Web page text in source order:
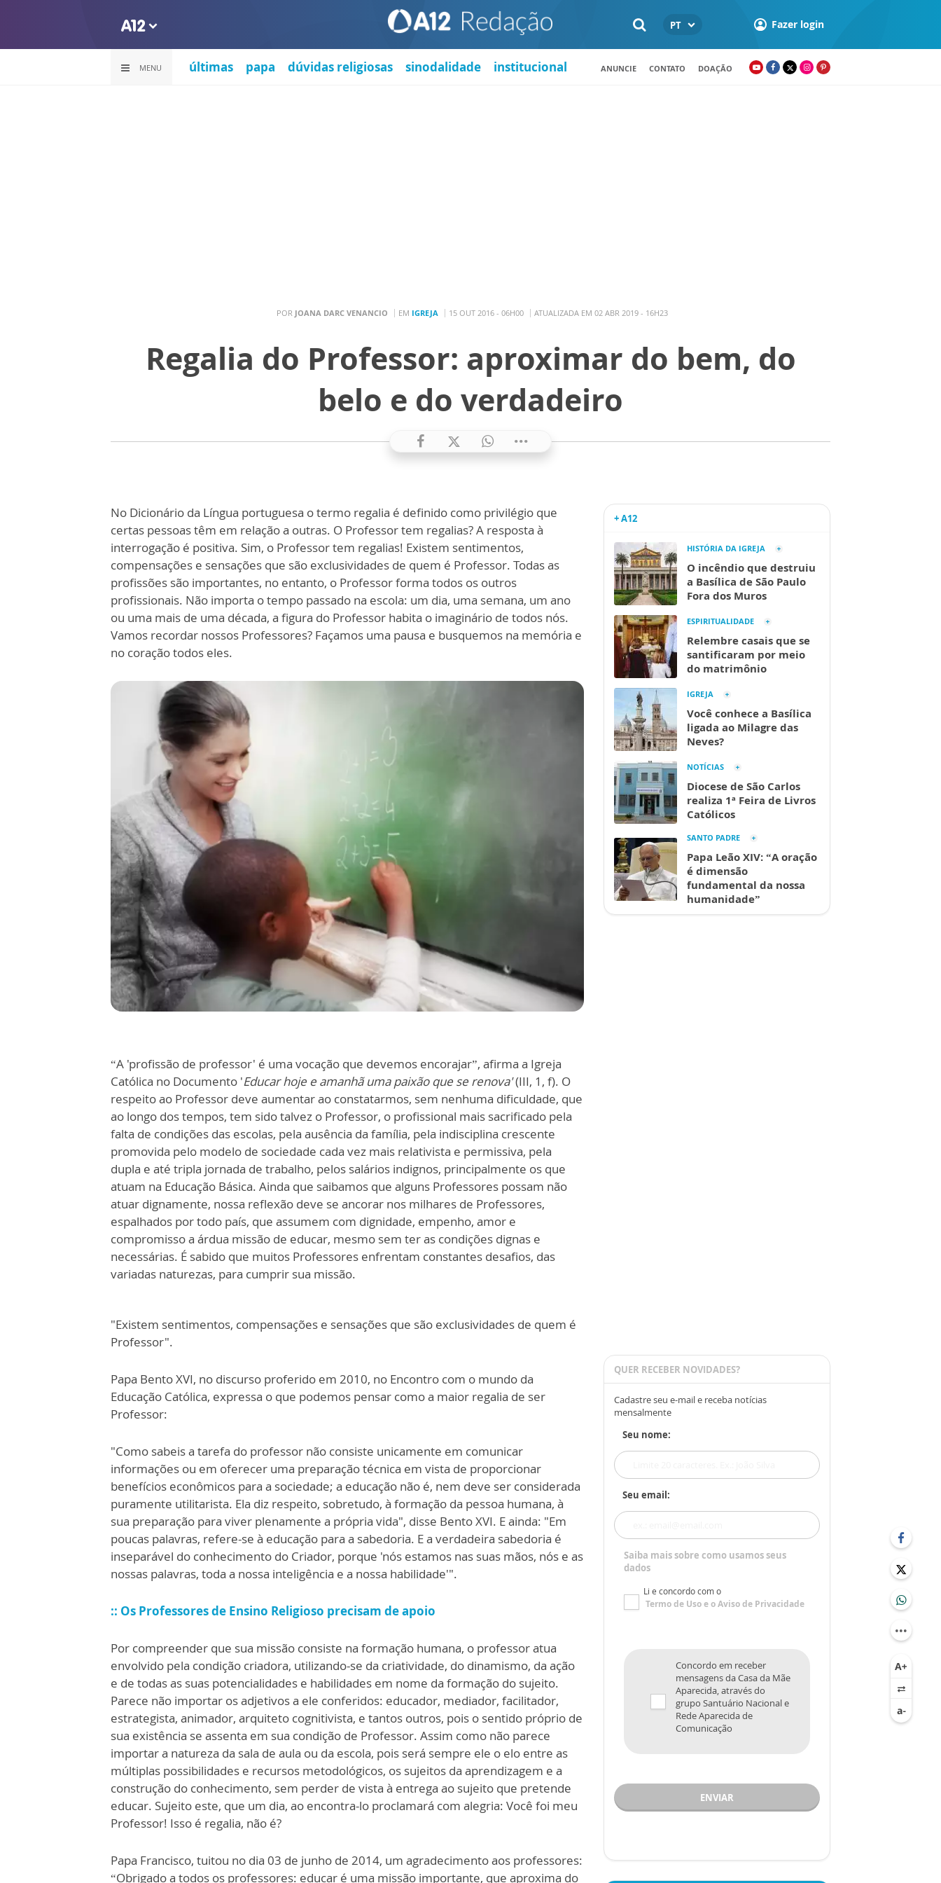
PT Fazer login
MENU últimas papa dúvidas religiosas sinodalidade institucional ANUNCIE CONTATO DOAÇÃO
POR JOANA DARC VENANCIO EM IGREJA 15 OUT 2016 - 06H00 ATUALIZADA EM 02 ABR 2019 - 16H23
Regalia do Professor: aproximar do bem, do
belo e do verdadeiro
No Dicionário da Língua portuguesa o termo regalia é definido como privilégio que
certas pessoas têm em relação a outras. O Professor tem regalias? A resposta à
interrogação é positiva. Sim, o Professor tem regalias! Existem sentimentos,
compensações e sensações que são exclusividades de quem é Professor. Todas as
profissões são importantes, no entanto, o Professor forma todos os outros
profissionais. Não importa o tempo passado na escola: um dia, uma semana, um ano
ou uma mais de uma década, a figura do Professor habita o imaginário de todos nós.
Vamos recordar nossos Professores? Façamos uma pausa e busquemos na memória e
no coração todos eles.
“A 'profissão de professor' é uma vocação que devemos encorajar”, afirma a Igreja
Católica no Documento 'Educar hoje e amanhã uma paixão que se renova'(III, 1, f). O
respeito ao Professor deve aumentar ao constatarmos, sem nenhuma dificuldade, que
ao longo dos tempos, tem sido talvez o Professor, o profissional mais sacrificado pela
falta de condições das escolas, pela ausência da família, pela indisciplina crescente
promovida pelo modelo de sociedade cada vez mais relativista e permissiva, pela
dupla e até tripla jornada de trabalho, pelos salários indignos, principalmente os que
atuam na Educação Básica. Ainda que saibamos que alguns Professores possam não
atuar dignamente, nossa reflexão deve se ancorar nos milhares de Professores,
espalhados por todo país, que assumem com dignidade, empenho, amor e
compromisso a árdua missão de educar, mesmo sem ter as condições dignas e
necessárias. É sabido que muitos Professores enfrentam constantes desafios, das
variadas naturezas, para cumprir sua missão.
"Existem sentimentos, compensações e sensações que são exclusividades de quem é
Professor".
Papa Bento XVI, no discurso proferido em 2010, no Encontro com o mundo da
Educação Católica, expressa o que podemos pensar como a maior regalia de ser
Professor:
"Como sabeis a tarefa do professor não consiste unicamente em comunicar
informações ou em oferecer uma preparação técnica em vista de proporcionar
benefícios econômicos para a sociedade; a educação não é, nem deve ser considerada
puramente utilitarista. Ela diz respeito, sobretudo, à formação da pessoa humana, à
sua preparação para viver plenamente a própria vida", disse Bento XVI. E ainda: "Em
poucas palavras, refere-se à educação para a sabedoria. E a verdadeira sabedoria é
inseparável do conhecimento do Criador, porque 'nós estamos nas suas mãos, nós e as
nossas palavras, toda a nossa inteligência e a nossa habilidade'".
:: Os Professores de Ensino Religioso precisam de apoio
Por compreender que sua missão consiste na formação humana, o professor atua
envolvido pela condição criadora, utilizando-se da criatividade, do dinamismo, da ação
e de todas as suas potencialidades e habilidades em nome da formação do sujeito.
Parece não importar os adjetivos a ele conferidos: educador, mediador, facilitador,
estrategista, animador, arquiteto cognitivista, e tantos outros, pois o sentido próprio de
sua existência se assenta em sua condição de Professor. Assim como não parece
importar a natureza da sala de aula ou da escola, pois será sempre ele o elo entre as
múltiplas possibilidades e recursos metodológicos, os sujeitos da aprendizagem e a
construção do conhecimento, sem perder de vista à entrega ao sujeito que pretende
educar. Sujeito este, que um dia, ao encontra-lo proclamará com alegria: Você foi meu
Professor! Isso é regalia, não é?
Papa Francisco, tuitou no dia 03 de junho de 2014, um agradecimento aos professores:
“Obrigado a todos os professores: educar é uma missão importante, que aproxima do
+ A12
HISTÓRIA DA IGREJA
O incêndio que destruiu
a Basílica de São Paulo
Fora dos Muros
ESPIRITUALIDADE
Relembre casais que se
santificaram por meio
do matrimônio
IGREJA
Você conhece a Basílica
ligada ao Milagre das
Neves?
NOTÍCIAS
Diocese de São Carlos
realiza 1ª Feira de Livros
Católicos
SANTO PADRE
Papa Leão XIV: “A oração
é dimensão
fundamental da nossa
humanidade”
QUER RECEBER NOVIDADES?
Cadastre seu e-mail e receba notícias
mensalmente
Seu nome:
Seu email:
Saiba mais sobre como usamos seus
dados
Li e concordo com o
Termo de Usoe oAviso de Privacidade
Concordo em receber
mensagens da Casa da Mãe
Aparecida, através do
grupo Santuário Nacional e
Rede Aparecida de
Comunicação
ENVIAR